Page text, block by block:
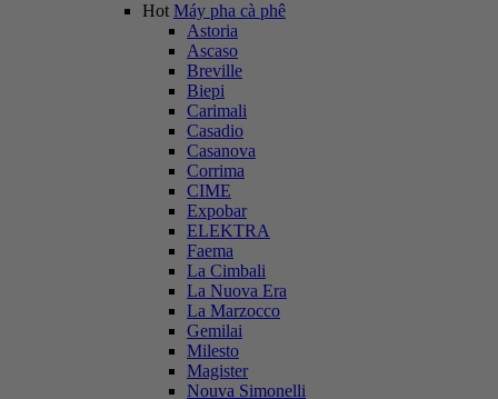
Hot Máy pha cà phê
Astoria
Ascaso
Breville
Biepi
Carimali
Casadio
Casanova
Corrima
CIME
Expobar
ELEKTRA
Faema
La Cimbali
La Nuova Era
La Marzocco
Gemilai
Milesto
Magister
Nouva Simonelli